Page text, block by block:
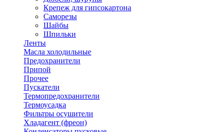
Крепеж для гипсокартона
Саморезы
Шайбы
Шпильки
Ленты
Масла холодильные
Предохранители
Припой
Прочее
Пускатели
Термопредохранители
Термоусадка
Фильтры осушители
Хладагент (фреон)